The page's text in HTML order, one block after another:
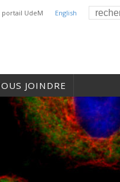
English
portail UdeM
JOINDRE